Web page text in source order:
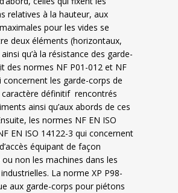
relatives à la hauteur, aux
pour les vides se
deux éléments (horizontaux,
qu’à la résistance des garde-
des normes NF P01-012 et NF
les garde-corps de
définitif rencontrés
ainsi qu’aux abords de ces
les normes NF EN ISO
EN ISO 14122-3 qui concernent
équipant de façon
non les machines dans les
La norme XP P98-
aux garde-corps pour piétons